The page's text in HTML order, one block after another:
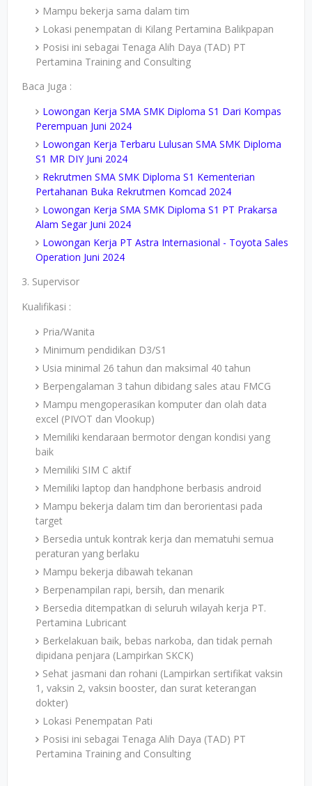
Mampu bekerja sama dalam tim
Lokasi penempatan di Kilang Pertamina Balikpapan
Posisi ini sebagai Tenaga Alih Daya (TAD) PT
Pertamina Training and Consulting
Baca Juga :
Lowongan Kerja SMA SMK Diploma S1 Dari Kompas
Perempuan Juni 2024
Lowongan Kerja Terbaru Lulusan SMA SMK Diploma
S1 MR DIY Juni 2024
Rekrutmen SMA SMK Diploma S1 Kementerian
Pertahanan Buka Rekrutmen Komcad 2024
Lowongan Kerja SMA SMK Diploma S1 PT Prakarsa
Alam Segar Juni 2024
Lowongan Kerja PT Astra Internasional - Toyota Sales
Operation Juni 2024
3. Supervisor
Kualifikasi :
Pria/Wanita
Minimum pendidikan D3/S1
Usia minimal 26 tahun dan maksimal 40 tahun
Berpengalaman 3 tahun dibidang sales atau FMCG
Mampu mengoperasikan komputer dan olah data
excel (PIVOT dan Vlookup)
Memiliki kendaraan bermotor dengan kondisi yang
baik
Memiliki SIM C aktif
Memiliki laptop dan handphone berbasis android
Mampu bekerja dalam tim dan berorientasi pada
target
Bersedia untuk kontrak kerja dan mematuhi semua
peraturan yang berlaku
Mampu bekerja dibawah tekanan
Berpenampilan rapi, bersih, dan menarik
Bersedia ditempatkan di seluruh wilayah kerja PT.
Pertamina Lubricant
Berkelakuan baik, bebas narkoba, dan tidak pernah
dipidana penjara (Lampirkan SKCK)
Sehat jasmani dan rohani (Lampirkan sertifikat vaksin
1, vaksin 2, vaksin booster, dan surat keterangan
dokter)
Lokasi Penempatan Pati
Posisi ini sebagai Tenaga Alih Daya (TAD) PT
Pertamina Training and Consulting